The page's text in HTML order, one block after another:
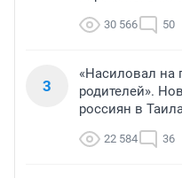
30 566 50
3
«Насиловал на
родителей».
россиян в
22 584 36